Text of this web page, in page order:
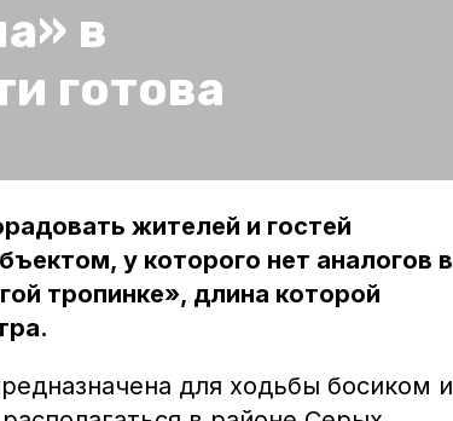
в
готова
жителей и гостей
у которого нет аналогов в
тропинке», длина которой
для ходьбы босиком и